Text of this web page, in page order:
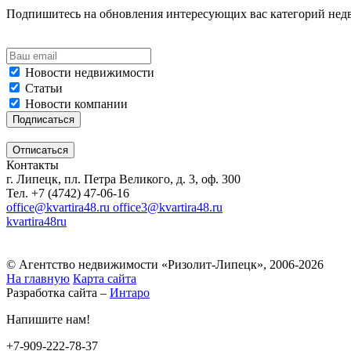
Подпишитесь на обновления интересующих вас категорий
Новости недвижимости
Статьи
Новости компании
Контакты
г. Липецк, пл. Петра Великого, д. 3, оф. 300
Тел. +7 (4742) 47-06-16
office@kvartira48.ru office3@kvartira48.ru
kvartira48ru
© Агентство недвижимости «Ризолит-Липецк», 2006-2026
На главную Карта сайта
Разработка сайта – Интаро
Напишите нам!
+7-909-222-78-37